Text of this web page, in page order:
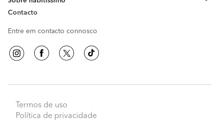
Contacto
Entre em contacto connosco
Termos de uso
Política de privacidade